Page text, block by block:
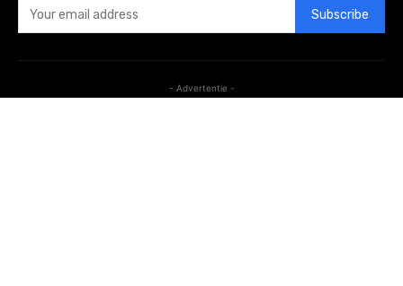
Subscribe
- Advertentie -